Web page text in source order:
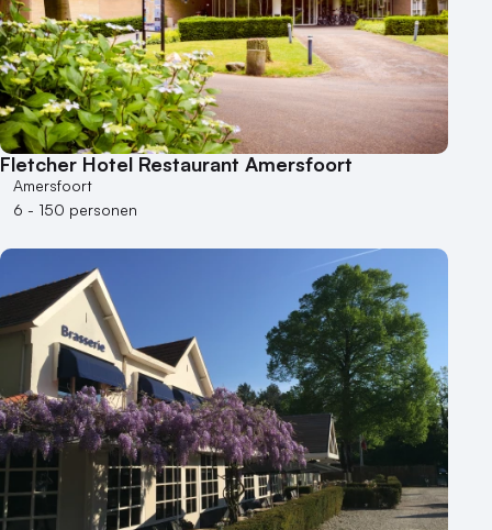
Fletcher Hotel Restaurant Amersfoort
Amersfoort
6 - 150 personen